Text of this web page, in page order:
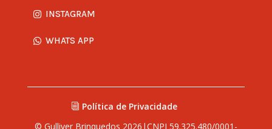
INSTAGRAM
WHATS APP
Política de Privacidade
© Gulliver Brinquedos 2026|CNPJ 59.325.480/0001-